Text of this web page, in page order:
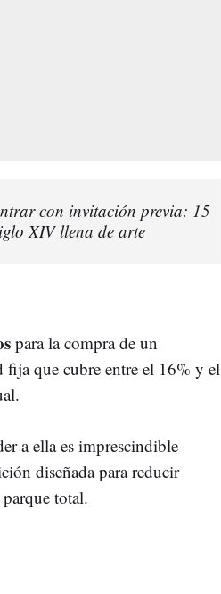
con invitación previa: 15
XIV llena de arte
para la compra de un
fija que cubre entre el 16% y el
a ella es imprescindible
diseñada para reducir
total.